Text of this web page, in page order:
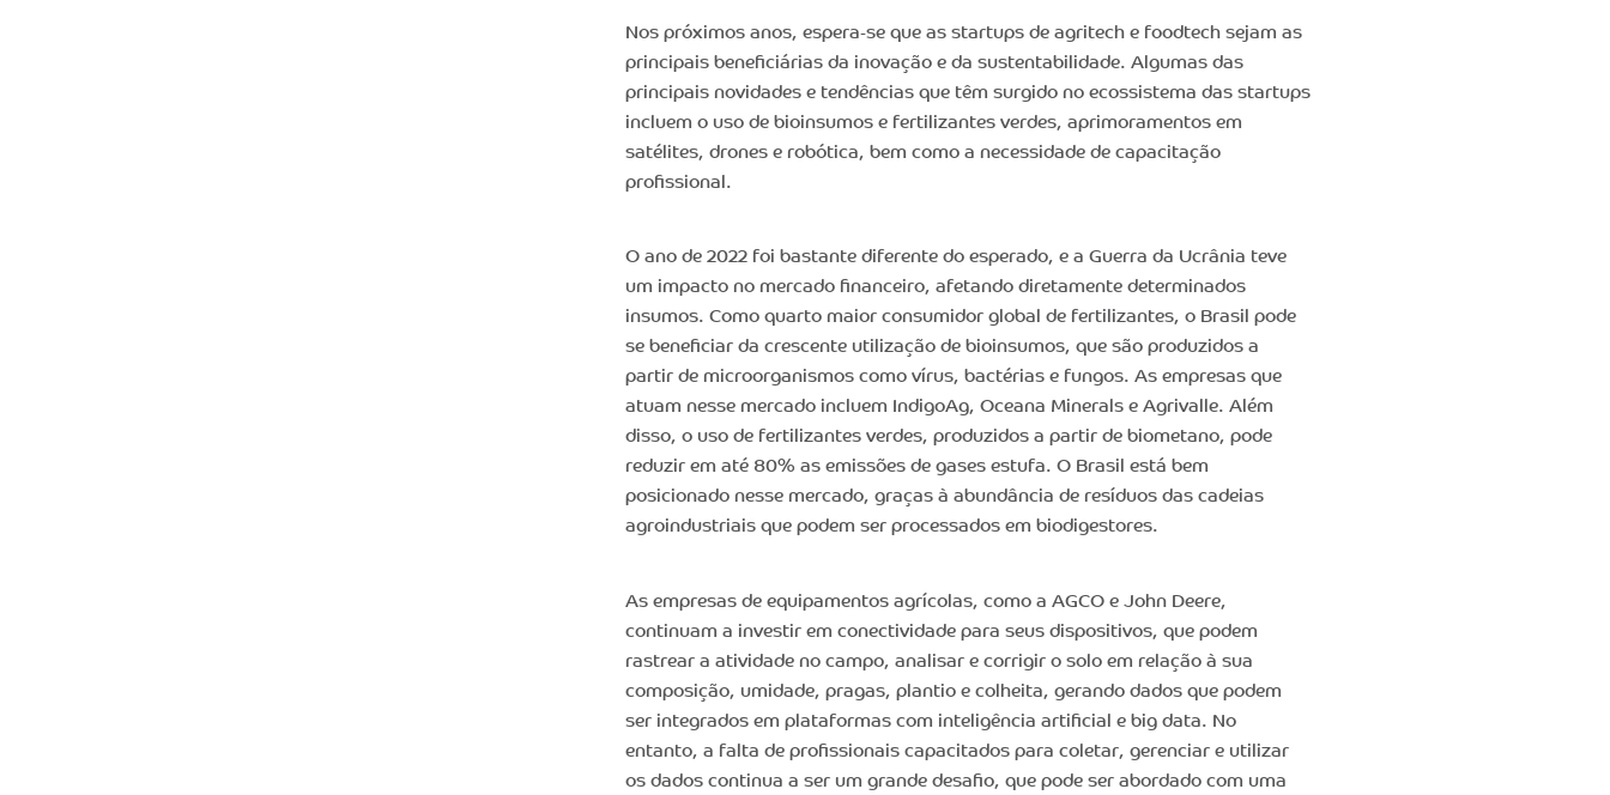
Nos próximos anos, espera-se que as startups de agritech e foodtech sejam as
principais beneficiárias da inovação e da sustentabilidade. Algumas das
principais novidades e tendências que têm surgido no ecossistema das startups
incluem o uso de bioinsumos e fertilizantes verdes, aprimoramentos em
satélites, drones e robótica, bem como a necessidade de capacitação
profissional.
O ano de 2022 foi bastante diferente do esperado, e a Guerra da Ucrânia teve
um impacto no mercado financeiro, afetando diretamente determinados
insumos. Como quarto maior consumidor global de fertilizantes, o Brasil pode
se beneficiar da crescente utilização de bioinsumos, que são produzidos a
partir de microorganismos como vírus, bactérias e fungos. As empresas que
atuam nesse mercado incluem IndigoAg, Oceana Minerals e Agrivalle. Além
disso, o uso de fertilizantes verdes, produzidos a partir de biometano, pode
reduzir em até 80% as emissões de gases estufa. O Brasil está bem
posicionado nesse mercado, graças à abundância de resíduos das cadeias
agroindustriais que podem ser processados em biodigestores.
As empresas de equipamentos agrícolas, como a AGCO e John Deere,
continuam a investir em conectividade para seus dispositivos, que podem
rastrear a atividade no campo, analisar e corrigir o solo em relação à sua
composição, umidade, pragas, plantio e colheita, gerando dados que podem
ser integrados em plataformas com inteligência artificial e big data. No
entanto, a falta de profissionais capacitados para coletar, gerenciar e utilizar
os dados continua a ser um grande desafio, que pode ser abordado com uma